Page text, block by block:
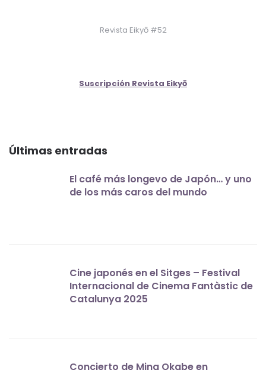
Revista Eikyō #52
Suscripción Revista Eikyō
Últimas entradas
El café más longevo de Japón… y uno
de los más caros del mundo
Cine japonés en el Sitges – Festival
Internacional de Cinema Fantàstic de
Catalunya 2025
Concierto de Mina Okabe en